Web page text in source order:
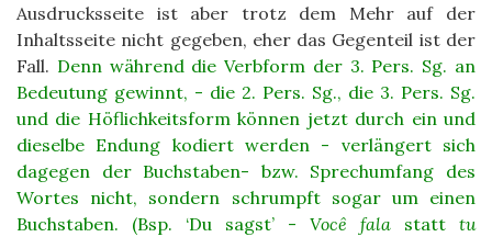
Ausdrucksseite ist aber trotz dem Mehr auf der
Inhaltsseite nicht gegeben, eher das Gegenteil ist der
Fall. Denn während die Verbform der 3. Pers. Sg. an
Bedeutung gewinnt, - die 2. Pers. Sg., die 3. Pers. Sg.
und die Höflichkeitsform können jetzt durch ein und
dieselbe Endung kodiert werden - verlängert sich
dagegen der Buchstaben- bzw. Sprechumfang des
Wortes nicht, sondern schrumpft sogar um einen
Buchstaben. (Bsp. ‘Du sagst’ - Você fala statt tu